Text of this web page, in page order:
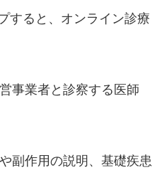
すると、オンライン診療
事業者と診察する医師
副作用の説明、基礎疾患